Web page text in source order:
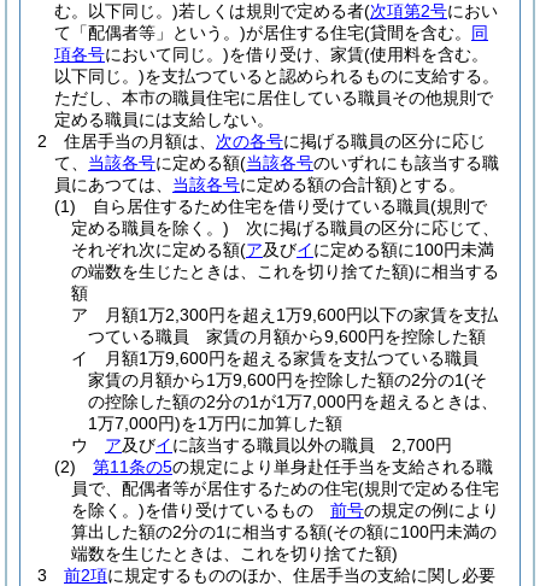
む。以下同じ。)若しくは規則で定める者(次項第2号におい
て「配偶者等」という。)が居住する住宅(貸間を含む。 同
項各号において同じ。)を借り受け、家賃(使用料を含む。
以下同じ。)を支払つていると認められるものに支給する。
ただし、本市の職員住宅に居住している職員その他規則で
定める職員には支給しない。
2
住居手当の月額は、 次の各号に掲げる職員の区分に応じ
て、 当該各号に定める額(当該各号のいずれにも該当する職
員にあつては、 当該各号に定める額の合計額)とする。
(1)
自ら居住するため住宅を借り受けている職員(規則で
定める職員を除く。) 次に掲げる職員の区分に応じて、
それぞれ次に定める額(ア及びイに定める額に100円未満
の端数を生じたときは、これを切り捨てた額)に相当する
額
ア
月額1万2,300円を超え1万9,600円以下の家賃を支払
つている職員 家賃の月額から9,600円を控除した額
イ
月額1万9,600円を超える家賃を支払つている職員
家賃の月額から1万9,600円を控除した額の2分の1(そ
の控除した額の2分の1が1万7,000円を超えるときは、
1万7,000円)を1万円に加算した額
ウ
ア及びイに該当する職員以外の職員 2,700円
(2)
第11条の5の規定により単身赴任手当を支給される職
員で、配偶者等が居住するための住宅(規則で定める住宅
を除く。)を借り受けているもの 前号の規定の例により
算出した額の2分の1に相当する額(その額に100円未満の
端数を生じたときは、これを切り捨てた額)
3
前2項に規定するもののほか、住居手当の支給に関し必要